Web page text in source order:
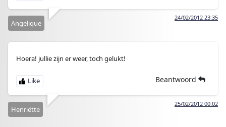
24/02/2012 23:35
Angelique
Hoera! jullie zijn er weer, toch gelukt!
Beantwoord
25/02/2012 00:02
Henriëtte